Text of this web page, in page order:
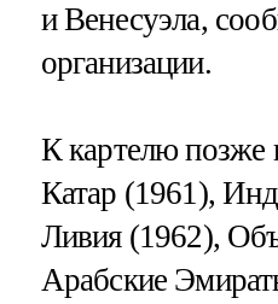
и Венесуэла,
организации.
К картелю позже
Катар (1961),
Ливия (1962),
Арабские